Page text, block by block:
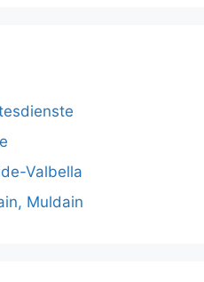
Valbella
Muldain